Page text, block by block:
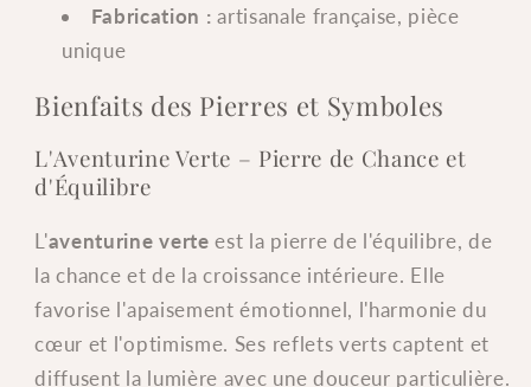
Fabrication : artisanale française, pièce
unique
Bienfaits des Pierres et Symboles
L'Aventurine Verte – Pierre de Chance et
d'Équilibre
L'aventurine verte est la pierre de l'équilibre, de
la chance et de la croissance intérieure. Elle
favorise l'apaisement émotionnel, l'harmonie du
cœur et l'optimisme. Ses reflets verts captent et
diffusent la lumière avec une douceur particulière.